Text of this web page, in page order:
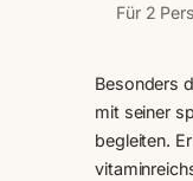
Für 2
Besonders
mit seiner
begleiten.